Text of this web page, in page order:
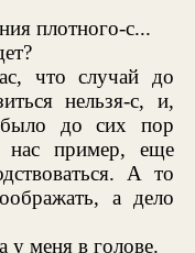
плотного-с...
что случай до
нельзя-с, и,
было до сих пор
нас пример, еще
А то
а дело
у меня в голове.